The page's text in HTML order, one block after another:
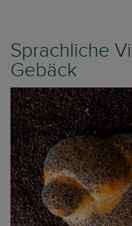
Sprachliche
Gebäck